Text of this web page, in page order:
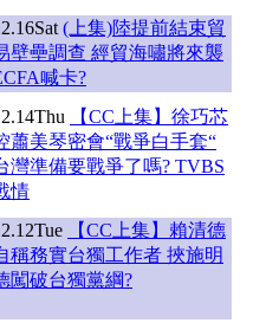
Sat (上集)陸提前結束貿
壁壘調查 經貿海嘯將來襲
喊卡?
Thu
【CC上集】徐巧芯
蕭美琴密會“戰爭白手套“
灣準備要戰爭了嗎? TVBS
情
Tue
【CC上集】賴清德
稱務實台獨工作者 挾施明
闖破台獨黨綱?